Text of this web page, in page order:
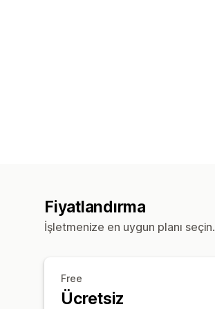
Fiyatlandırma
İşletmenize en uygun planı seçin.
Free
Ücretsiz